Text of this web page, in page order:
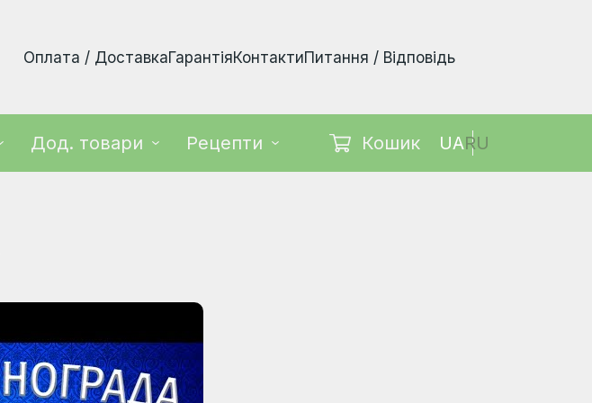
Оплата / ДоставкаГарантіяКонтактиПитання / Відповідь
Дод. товари Рецепти Кошик UARU